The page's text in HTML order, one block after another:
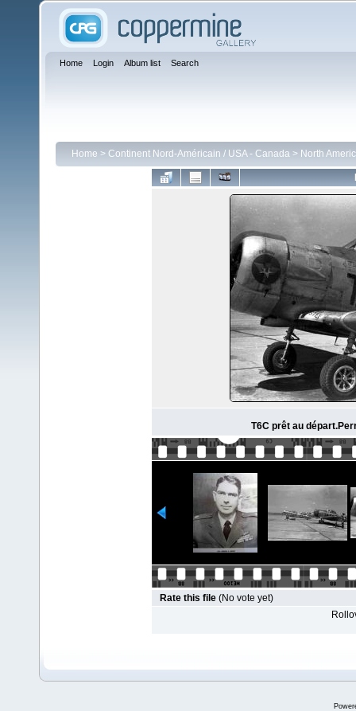
Home Login Album list Search
Home > Continent Nord-Américain / USA - Canada > North
T6C prêt au
Rate this file (No vote yet)